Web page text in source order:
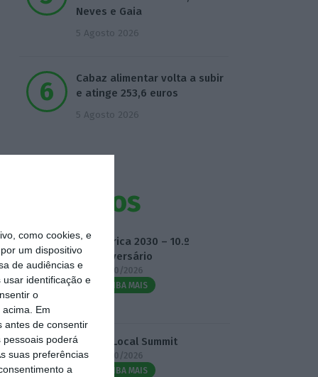
como cookies, e
um dispositivo
de audiências e
identificação e
o
Em
antes de consentir
poderá
suas preferências
a
Neves e Gaia
5 Agosto 2026
Cabaz alimentar volta a subir
e atinge 253,6 euros
5 Agosto 2026
Eventos
Fábrica 2030 – 10.º
Aniversário
14/10/2026
SAIBA MAIS
3.º Local Summit
07/10/2026
SAIBA MAIS